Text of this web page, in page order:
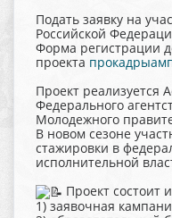
Подать заявку на
Российской
Форма регистрации
проекта
Проект реализуется
Федерального
Молодежного
В новом сезоне
стажировки в
исполнительной
Проект состоит
1) заявочная